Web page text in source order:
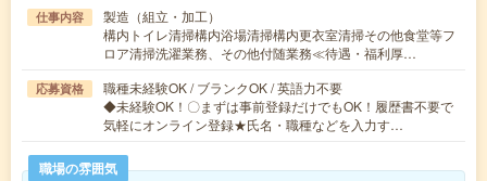
仕事内容
製造（組立・加工）
構内トイレ清掃構内浴場清掃構内更衣室清掃その他食堂等フ
ロア清掃洗濯業務、その他付随業務≪待遇・福利厚…
応募資格
職種未経験OK / ブランクOK / 英語力不要
◆未経験OK！〇まずは事前登録だけでもOK！履歴書不要で
気軽にオンライン登録★氏名・職種などを入力す…
職場の雰囲気